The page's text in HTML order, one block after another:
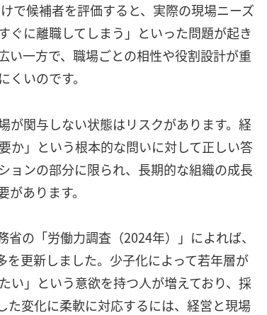
で候補者を評価すると、実際の現場ニーズ
ぐに離職してしまう」といった問題が起き
い一方で、職場ごとの相性や役割設計が重
いのです。
が関与しない状態はリスクがあります。経
か」という根本的な問いに対して正しい答
ョンの部分に限られ、長期的な組織の成長
あります。
の「労働力調査（2024年）」によれば、
更新しました。少子化によって若年層が
い」という意欲を持つ人が増えており、採
た変化に柔軟に対応するには、経営と現場